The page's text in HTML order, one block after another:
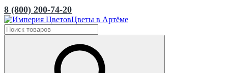
8 (800) 200-74-20
Цветы в Артёме